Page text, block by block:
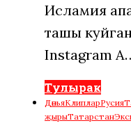
Исламия
ташы
Instagram
Тулырак
ДөньяКлипларРусия
җырыТатарстан